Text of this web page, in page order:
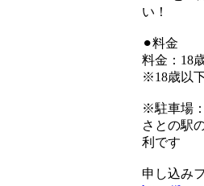
い！
⚫︎料金
料金：18
※18歳以
※駐車場
さとの駅
利です
申し込み